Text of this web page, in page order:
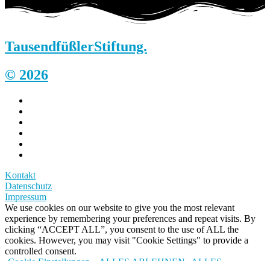
TausendfüßlerStiftung.
© 2026
Kontakt
Datenschutz
Impressum
We use cookies on our website to give you the most relevant
experience by remembering your preferences and repeat visits. By
clicking “ACCEPT ALL”, you consent to the use of ALL the
cookies. However, you may visit "Cookie Settings" to provide a
controlled consent.